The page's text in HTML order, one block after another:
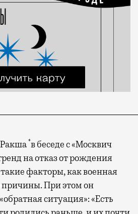
*в беседе с «Москвич
на отказ от рождения
такие факторы, как военная
причины. При этом он
ситуация»: «Есть